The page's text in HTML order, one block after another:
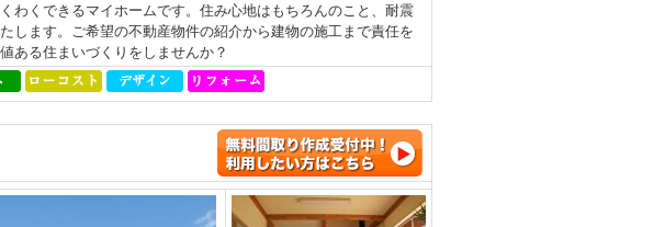
わくできるマイホームです。住み心地はもちろんのこと、耐震
します。ご希望の不動産物件の紹介から建物の施工まで責任を
ある住まいづくりをしませんか？